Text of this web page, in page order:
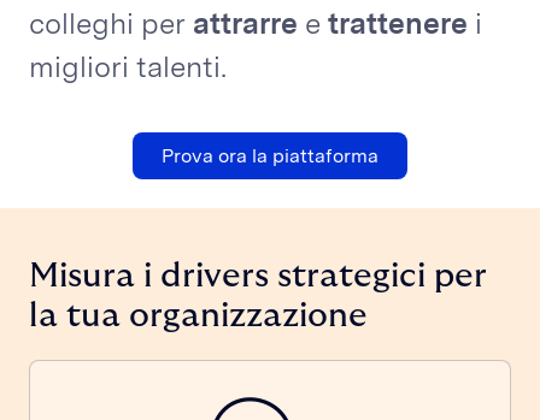
colleghi per attrarre e trattenere i
migliori talenti.
Prova ora la piattaforma
Misura i drivers strategici per
la tua organizzazione